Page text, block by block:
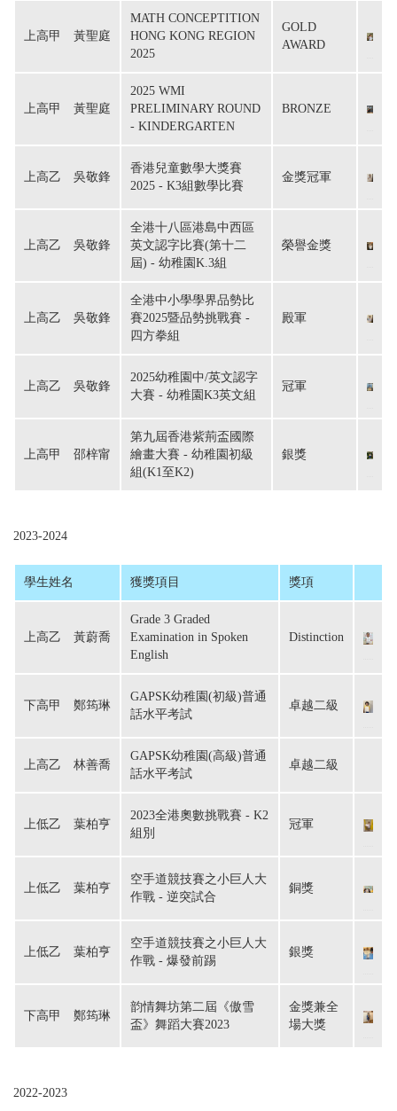
上高甲　黃聖庭
MATH CONCEPTITION
HONG KONG REGION
2025
GOLD
AWARD
上高甲　黃聖庭
2025 WMI
PRELIMINARY ROUND
- KINDERGARTEN
BRONZE
上高乙　吳敬鋒
香港兒童數學大獎賽
2025 - K3組數學比賽
金獎冠軍
上高乙　吳敬鋒
全港十八區港島中西區
英文認字比賽(第十二
屆) - 幼稚園K.3組
榮譽金獎
上高乙　吳敬鋒
全港中小學學界品勢比
賽2025暨品勢挑戰賽 -
四方拳組
殿軍
上高乙　吳敬鋒
2025幼稚園中/英文認字
大賽 - 幼稚園K3英文組
冠軍
上高甲　邵梓甯
第九屆香港紫荊盃國際
繪畫大賽 - 幼稚園初級
組(K1至K2)
銀獎
2023-2024
學生姓名 獲獎項目 獎項
上高乙　黃蔚喬
Grade 3 Graded
Examination in Spoken
English
Distinction
下高甲　鄭筠琳
GAPSK幼稚園(初級)普通
話水平考試
卓越二級
上高乙　林善喬
GAPSK幼稚園(高級)普通
話水平考試
卓越二級
上低乙　葉柏亨
2023全港奧數挑戰賽 - K2
組別
冠軍
上低乙　葉柏亨
空手道競技賽之小巨人大
作戰 - 逆突試合
銅獎
上低乙　葉柏亨
空手道競技賽之小巨人大
作戰 - 爆發前踢
銀獎
下高甲　鄭筠琳
韵情舞坊第二屆《傲雪
盃》舞蹈大賽2023
金獎兼全
場大獎
2022-2023